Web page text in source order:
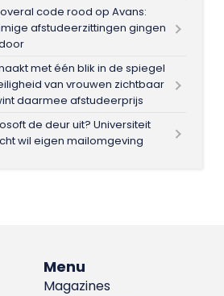
code rood op Avans:
afstudeerzittingen gingen
met één blik in de spiegel
van vrouwen zichtbaar
daarmee afstudeerprijs
de deur uit? Universiteit
wil eigen mailomgeving
Menu
Magazines